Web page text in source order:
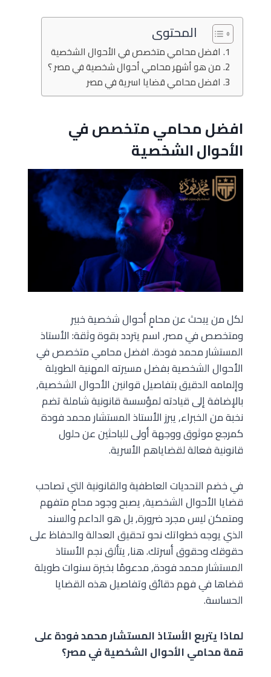
المحتوى
افضل محامي متخصص في الأحوال الشخصية
من هو أشهر محامي أحوال شخصية في مصر ؟
افضل محامي قضايا اسرية في مصر
افضل محامي متخصص في
الأحوال الشخصية
لكل من يبحث عن محامٍ أحوال شخصية خبير
ومتخصص في مصر, اسم يتردد بقوة وثقة: الأستاذ
المستشار محمد فودة. افضل محامي متخصص في
الأحوال الشخصية بفضل مسيرته المهنية الطويلة
وإلمامه الدقيق بتفاصيل قوانين الأحوال الشخصية,
بالإضافة إلى قيادته لمؤسسة قانونية شاملة تضم
نخبة من الخبراء, يبرز الأستاذ المستشار محمد فودة
كمرجع موثوق ووجهة أولى للباحثين عن حلول
قانونية فعالة لقضاياهم الأسرية.
في خضم التحديات العاطفية والقانونية التي تصاحب
قضايا الأحوال الشخصية, يصبح وجود محامٍ متفهم
ومتمكن ليس مجرد ضرورة, بل هو الداعم والسند
الذي يوجه خطواتك نحو تحقيق العدالة والحفاظ على
حقوقك وحقوق أسرتك. هنا, يتألق نجم الأستاذ
المستشار محمد فودة, مدعومًا بخبرة سنوات طويلة
قضاها في فهم دقائق وتفاصيل هذه القضايا
الحساسة.
لماذا يتربع الأستاذ المستشار محمد فودة على
قمة محامي الأحوال الشخصية في مصر؟